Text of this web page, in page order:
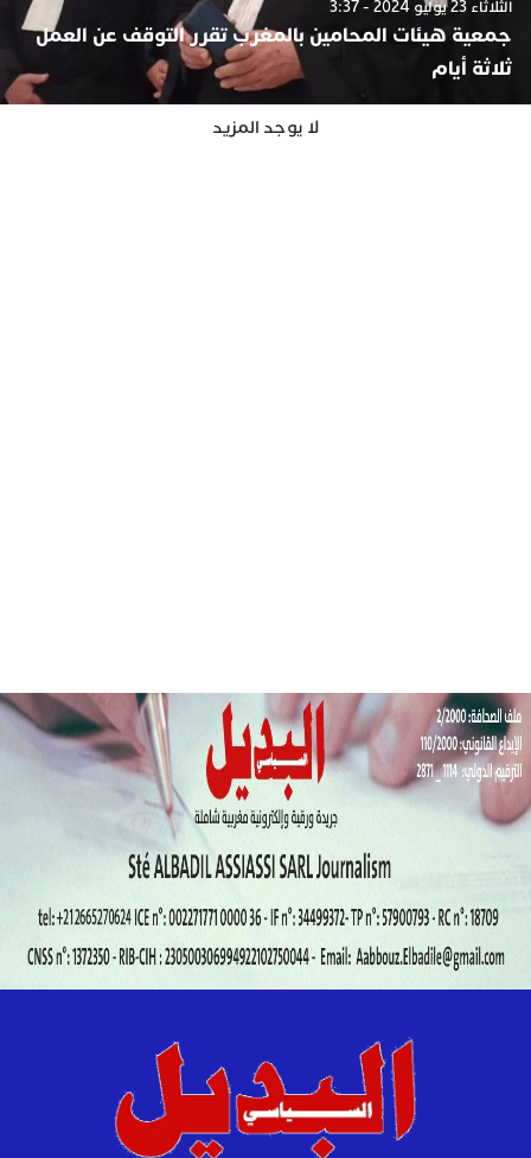
الثلاثاء 23 يوليو 2024 - 3:37
جمعية هيئات المحامين بالمغرب تقرر التوقف عن العمل
ثلاثة أيام
لا يوجد المزيد